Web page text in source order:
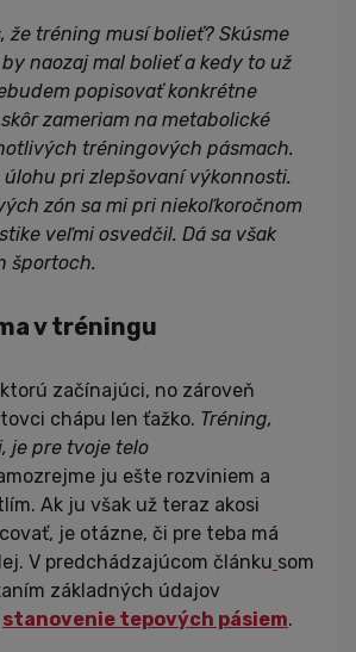
že tréning musí bolieť? Skúsme
naozaj mal bolieť a kedy to už
popisovať konkrétne
zameriam na metabolické
tréningových pásmach.
úlohu pri zlepšovaní výkonnosti.
zón sa mi pri niekoľkoročnom
veľmi osvedčil. Dá sa však
športoch.
v tréningu
začínajúci, no zároveň
chápu len ťažko. Tréning,
je pre tvoje telo
ju ešte rozviniem a
Ak ju však už teraz akosi
je otázne, či pre teba má
V predchádzajúcom článku som
základných údajov
stanovenie tepových pásiem.